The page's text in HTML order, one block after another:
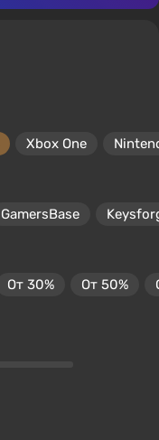
Xbox One
GamersBase
От 30% От 50%